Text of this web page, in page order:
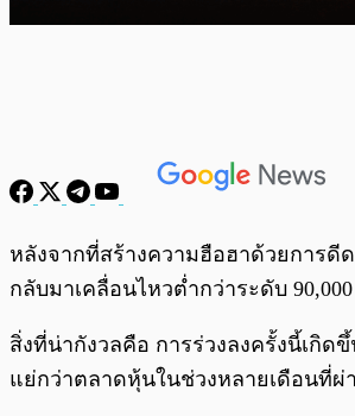
พร้อมเล่น
หลังจากที่สร้างความฮือฮาด้วยการดี
กลับมาเคลื่อนไหวต่ำกว่าระดับ
สิ่งที่น่ากังวลคือ การร่วงลงครั้งนี้เกิ
แย่กว่าตลาดหุ้นในช่วงหลายเดือนที่ผ่